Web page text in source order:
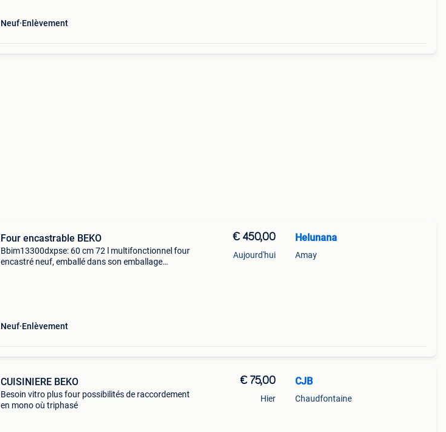
Neuf Enlèvement
Four encastrable BEKO
Bbim13300dxpse: 60 cm 72 l multifonctionnel four
encastré neuf, emballé dans son emballage
Neuf Enlèvement
€ 450,00
Aujourd'hui
Helunana
Amay
CUISINIERE BEKO
Besoin vitro plus four possibilités de raccordement
en mono où triphasé
€ 75,00
Hier
CJB
Chaudfontaine